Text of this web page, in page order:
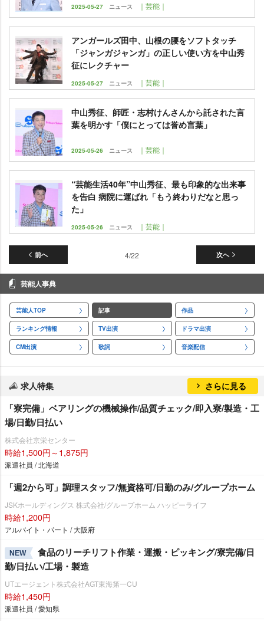
2025-05-27 ニュース ｜芸能｜
アンガールズ田中、山根の腰をソフトタッチ
「ジャンガジャンガ」の正しい使い方を中山秀
征にレクチャー
2025-05-27 ニュース ｜芸能｜
中山秀征、師匠・志村けんさんから託された言
葉を明かす「僕にとっては誉め言葉」
2025-05-26 ニュース ｜芸能｜
“芸能生活40年”中山秀征、最も印象的な出来事
を告白 病院に運ばれ「もう終わりだなと思っ
た」
2025-05-26 ニュース ｜芸能｜
前へ 次へ
4/22
芸能人事典
芸能人TOP 記事 作品
ランキング情報 TV出演 ドラマ出演
CM出演 歌詞 音楽配信
求人特集 さらに見る
「寮完備」ベアリングの機械操作/品質チェック/即入寮/製造・工
場/日勤/日払い
株式会社京栄センター
時給1,500円～1,875円
派遣社員 / 北海道
「週2から可」調理スタッフ/無資格可/日勤のみ/グループホーム
JSKホールディングス 株式会社/グループホーム ハッピーライフ
時給1,200円
アルバイト・パート / 大阪府
NEW
食品のリーチリフト作業・運搬・ピッキング/寮完備/日
勤/日払い/工場・製造
UTエージェント株式会社AGT東海第一CU
時給1,450円
派遣社員 / 愛知県